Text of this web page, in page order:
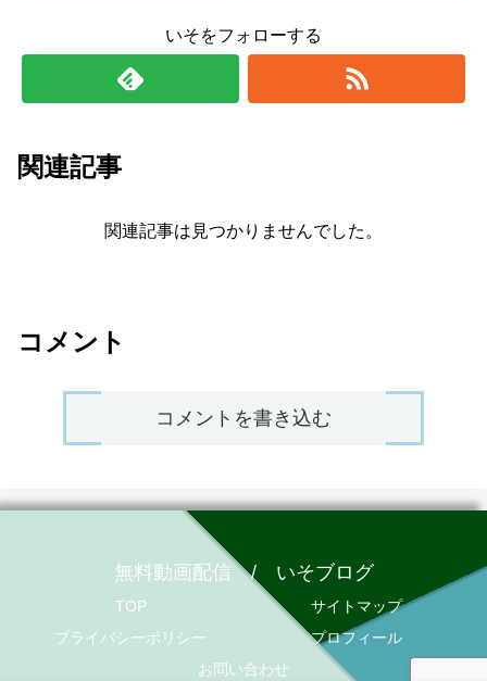
いそをフォローする
関連記事
関連記事は見つかりませんでした。
コメント
コメントを書き込む
無料動画配信 / いそブログ
TOP
サイトマップ
プライバシーポリシー
プロフィール
お問い合わせ